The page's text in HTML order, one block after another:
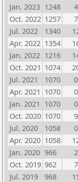
Jan. 2023 1248 4
Oct. 2022 1257 7
Jul. 2022
1340
Apr. 2022 1354
Jan. 2022 1216
Oct. 2021 1074
Jul. 2021
1070 0
Apr. 2021 1070 0
Jan. 2021 1070 0
Oct. 2020 1070 9
Jul. 2020
1058 0
Apr. 2020 1058
Jan. 2020 966 2
Oct. 2019 962 7
Jul. 2019
968